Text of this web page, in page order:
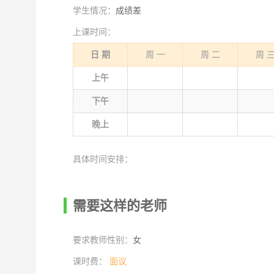
学生情况： 成绩差
上课时间：
日 期 周 一 周 二 周 三
上午
下午
晚上
具体时间安排：
需要这样的老师
要求教师性别： 女
课时费： 面议